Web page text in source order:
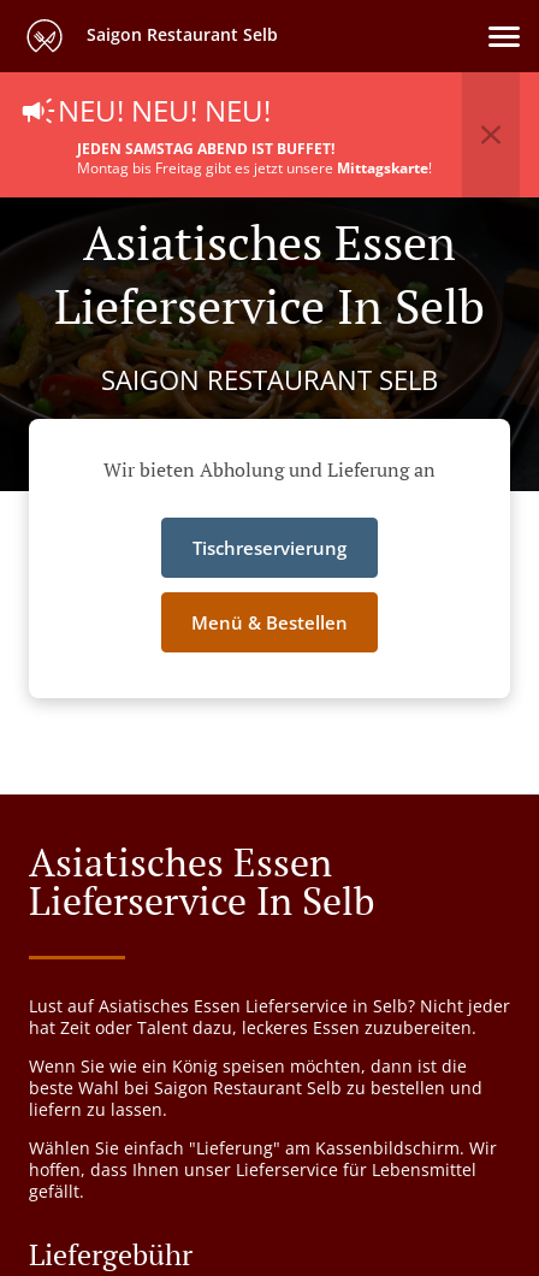
Saigon Restaurant Selb
NEU! NEU! NEU!
JEDEN SAMSTAG ABEND IST BUFFET!
Montag bis Freitag gibt es jetzt unsere Mittagskarte!
Asiatisches Essen
Lieferservice In Selb
SAIGON RESTAURANT SELB
Wir bieten Abholung und Lieferung an
Tischreservierung
Menü & Bestellen
Asiatisches Essen
Lieferservice In Selb
Lust auf Asiatisches Essen Lieferservice in Selb? Nicht jeder
hat Zeit oder Talent dazu, leckeres Essen zuzubereiten.
Wenn Sie wie ein König speisen möchten, dann ist die
beste Wahl bei Saigon Restaurant Selb zu bestellen und
liefern zu lassen.
Wählen Sie einfach "Lieferung" am Kassenbildschirm. Wir
hoffen, dass Ihnen unser Lieferservice für Lebensmittel
gefällt.
Liefergebühr